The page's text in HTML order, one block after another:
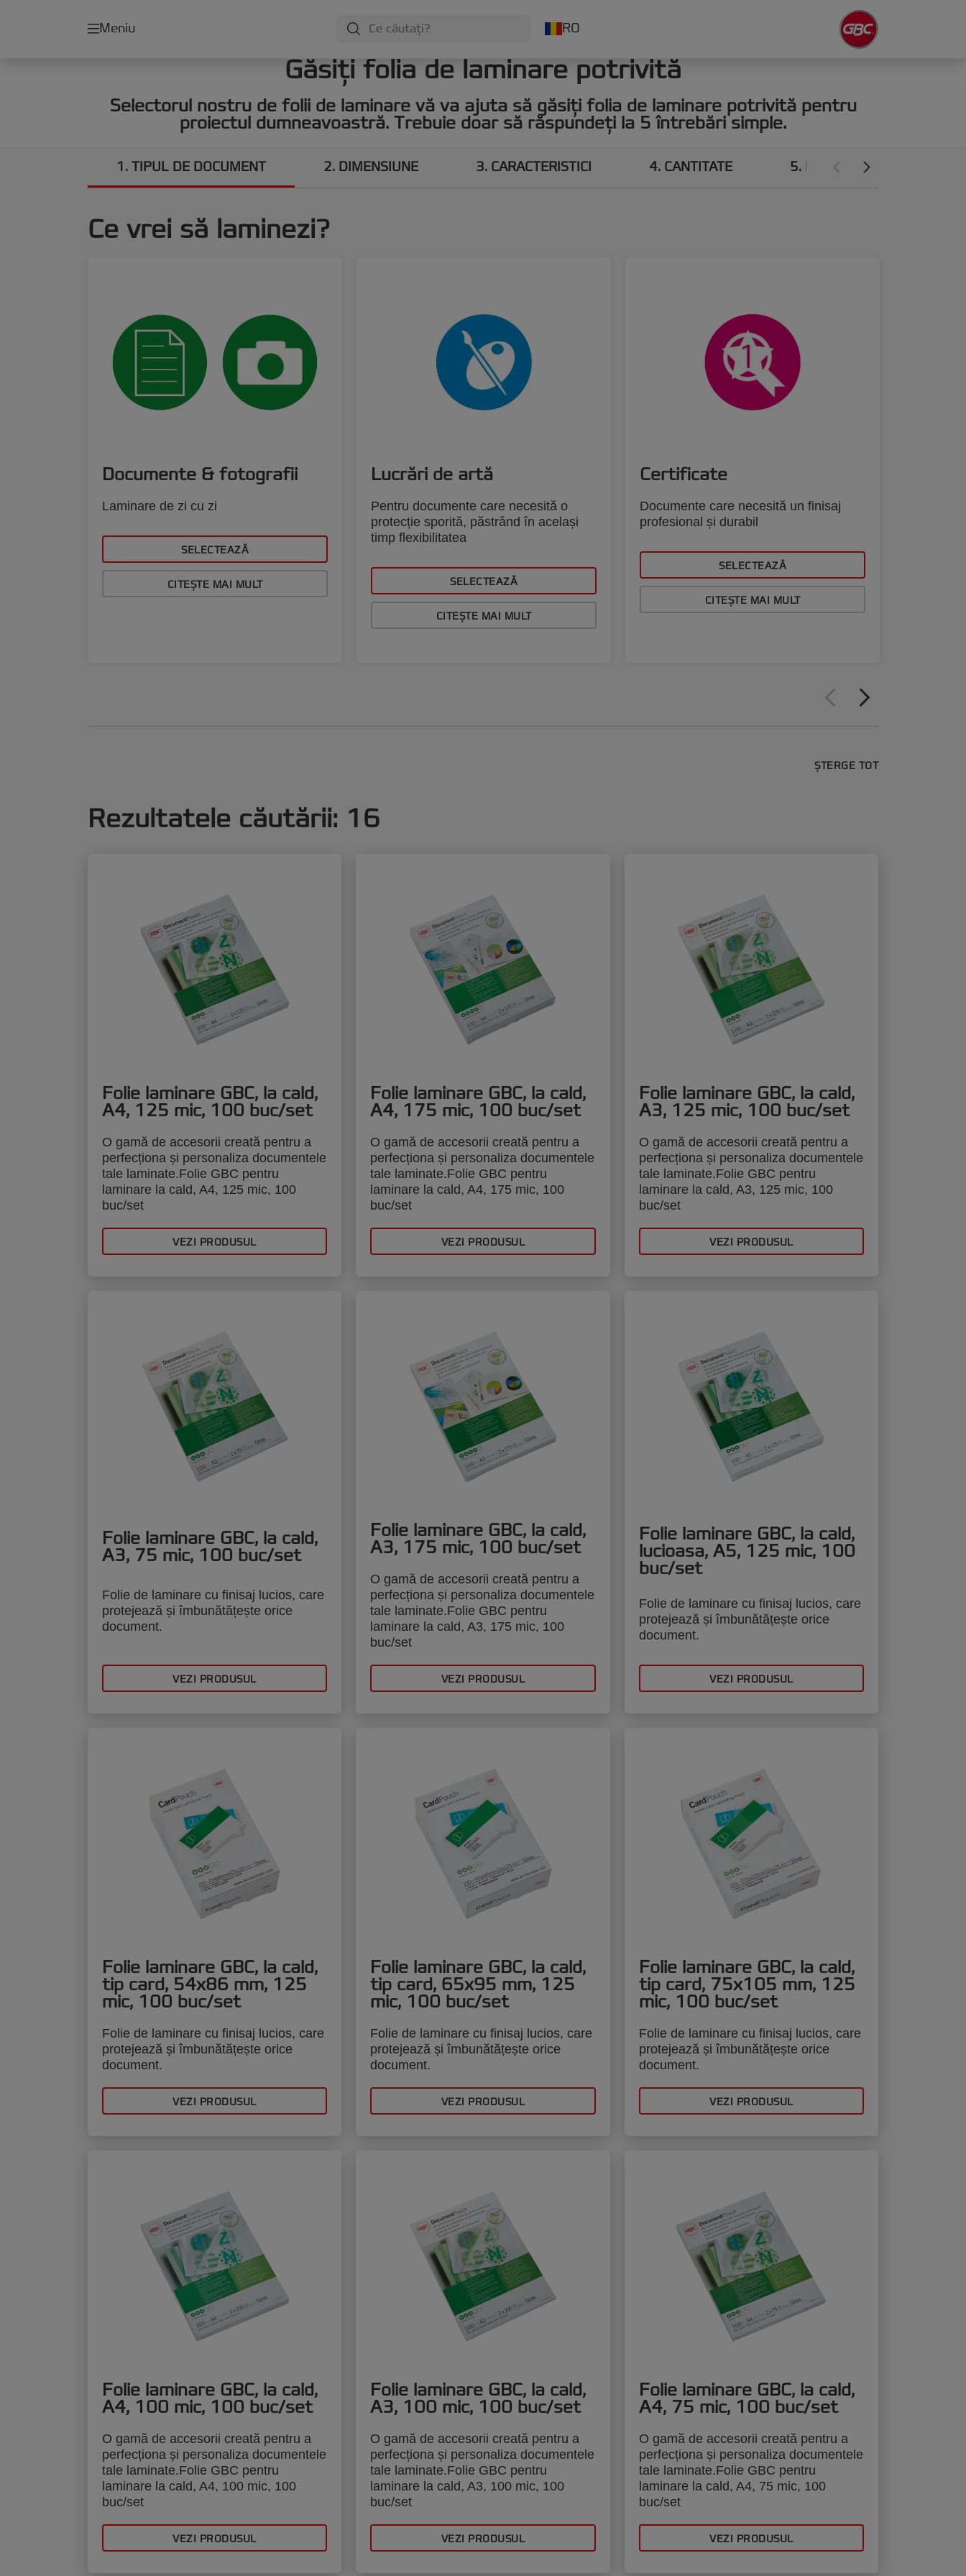
Meniu RO
Găsiți folia de laminare potrivită
Selectorul nostru de folii de laminare vă va ajuta să găsiți folia de laminare potrivită pentru
proiectul dumneavoastră. Trebuie doar să răspundeți la 5 întrebări simple.
1 TIPUL DE DOCUMENT 2 DIMENSIUNE 3 CARACTERISTICI 4 CANTITATE 5 FINISAJ
Ce vrei să laminezi?
Documente & fotografii
Laminare de zi cu zi
SELECTEAZĂ
CITEȘTE MAI MULT
Lucrări de artă
Pentru documente care necesită o
protecție sporită, păstrând în același
timp flexibilitatea
SELECTEAZĂ
CITEȘTE MAI MULT
Certificate
Documente care necesită un finisaj
profesional și durabil
SELECTEAZĂ
CITEȘTE MAI MULT
ȘTERGE TOT
Rezultatele căutării: 16
Folie laminare GBC, la cald,
A4, 125 mic, 100 buc/set
O gamă de accesorii creată pentru a
perfecționa și personaliza documentele
tale laminate.Folie GBC pentru
laminare la cald, A4, 125 mic, 100
buc/set
VEZI PRODUSUL
Folie laminare GBC, la cald,
A4, 175 mic, 100 buc/set
O gamă de accesorii creată pentru a
perfecționa și personaliza documentele
tale laminate.Folie GBC pentru
laminare la cald, A4, 175 mic, 100
buc/set
VEZI PRODUSUL
Folie laminare GBC, la cald,
A3, 125 mic, 100 buc/set
O gamă de accesorii creată pentru a
perfecționa și personaliza documentele
tale laminate.Folie GBC pentru
laminare la cald, A3, 125 mic, 100
buc/set
VEZI PRODUSUL
Folie laminare GBC, la cald,
A3, 75 mic, 100 buc/set
Folie de laminare cu finisaj lucios, care
protejează și îmbunătățește orice
document.
VEZI PRODUSUL
Folie laminare GBC, la cald,
A3, 175 mic, 100 buc/set
O gamă de accesorii creată pentru a
perfecționa și personaliza documentele
tale laminate.Folie GBC pentru
laminare la cald, A3, 175 mic, 100
buc/set
VEZI PRODUSUL
Folie laminare GBC, la cald,
lucioasa, A5, 125 mic, 100
buc/set
Folie de laminare cu finisaj lucios, care
protejează și îmbunătățește orice
document.
VEZI PRODUSUL
Folie laminare GBC, la cald,
tip card, 54x86 mm, 125
mic, 100 buc/set
Folie de laminare cu finisaj lucios, care
protejează și îmbunătățește orice
document.
VEZI PRODUSUL
Folie laminare GBC, la cald,
tip card, 65x95 mm, 125
mic, 100 buc/set
Folie de laminare cu finisaj lucios, care
protejează și îmbunătățește orice
document.
VEZI PRODUSUL
Folie laminare GBC, la cald,
tip card, 75x105 mm, 125
mic, 100 buc/set
Folie de laminare cu finisaj lucios, care
protejează și îmbunătățește orice
document.
VEZI PRODUSUL
Folie laminare GBC, la cald,
A4, 100 mic, 100 buc/set
O gamă de accesorii creată pentru a
perfecționa și personaliza documentele
tale laminate.Folie GBC pentru
laminare la cald, A4, 100 mic, 100
buc/set
VEZI PRODUSUL
Folie laminare GBC, la cald,
A3, 100 mic, 100 buc/set
O gamă de accesorii creată pentru a
perfecționa și personaliza documentele
tale laminate.Folie GBC pentru
laminare la cald, A3, 100 mic, 100
buc/set
VEZI PRODUSUL
Folie laminare GBC, la cald,
A4, 75 mic, 100 buc/set
O gamă de accesorii creată pentru a
perfecționa și personaliza documentele
tale laminate.Folie GBC pentru
laminare la cald, A4, 75 mic, 100
buc/set
VEZI PRODUSUL